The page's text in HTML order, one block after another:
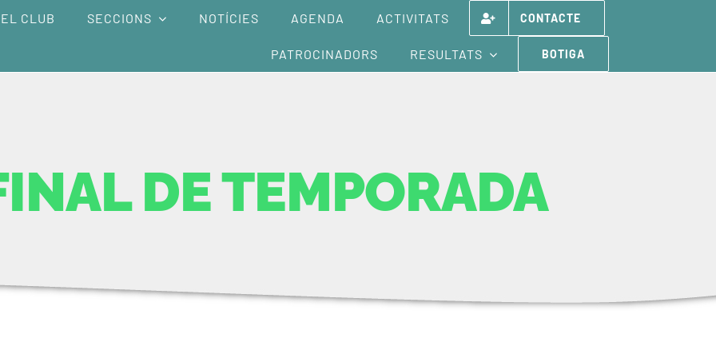
EL CLUB SECCIONS NOTÍCIES AGENDA ACTIVITATS CONTACTE
PATROCINADORS RESULTATS BOTIGA
DE TEMPORADA